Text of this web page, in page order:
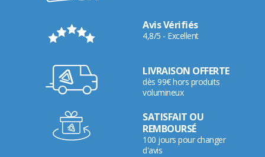
Avis Vérifiés
4,8/5 - Excellent
LIVRAISON OFFERTE
dès 99€ hors produits
volumineux
SATISFAIT OU
REMBOURSÉ
100 jours pour changer
d'avis